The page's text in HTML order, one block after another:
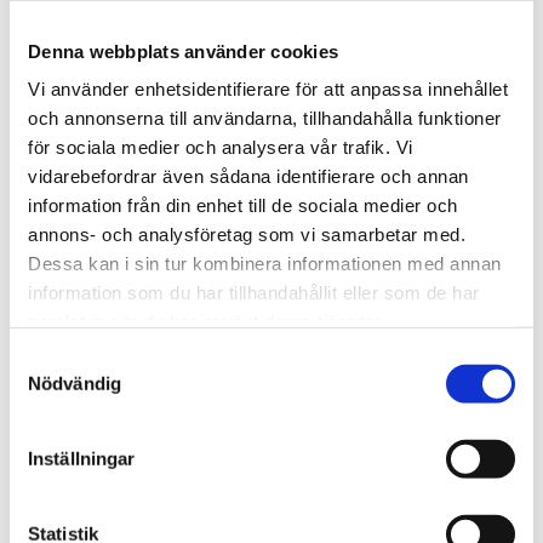
Denna webbplats använder cookies
Vi använder enhetsidentifierare för att anpassa innehållet
och annonserna till användarna, tillhandahålla funktioner
för sociala medier och analysera vår trafik. Vi
vidarebefordrar även sådana identifierare och annan
information från din enhet till de sociala medier och
annons- och analysföretag som vi samarbetar med.
Dessa kan i sin tur kombinera informationen med annan
information som du har tillhandahållit eller som de har
Nödvändig
Inställningar
Statistik
Trinidad och Tobago
Tusentals i Karibien fick
synen återställd – tack
vare kristet sjukhus